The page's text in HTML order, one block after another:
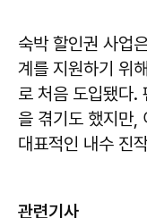
숙박 할인권 사업
계를 지원하기 위
로 처음 도입됐다.
을 겪기도 했지만,
대표적인 내수 진
관련기사